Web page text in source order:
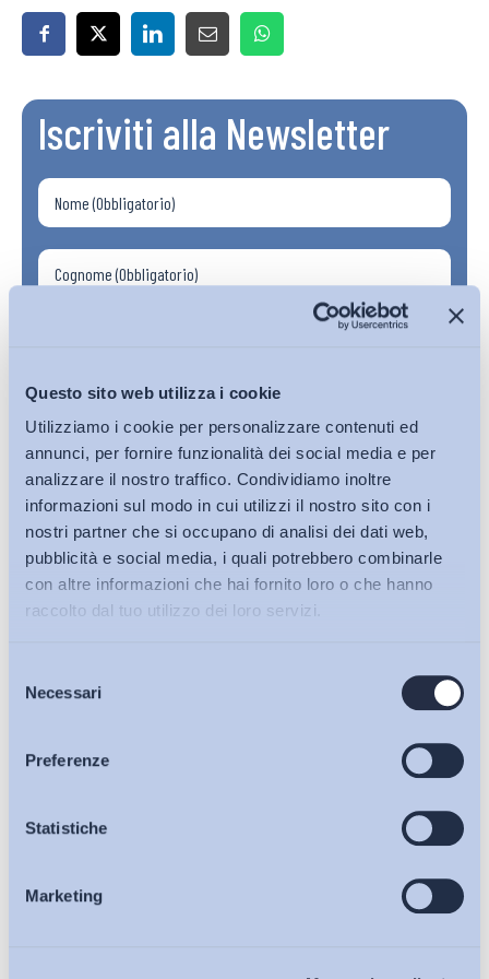
Questo sito web utilizza i cookie
Utilizziamo i cookie per personalizzare contenuti ed
annunci, per fornire funzionalità dei social media e per
analizzare il nostro traffico. Condividiamo inoltre
informazioni sul modo in cui utilizzi il nostro sito con i
nostri partner che si occupano di analisi dei dati web,
pubblicità e social media, i quali potrebbero combinarle
con altre informazioni che hai fornito loro o che hanno
raccolto dal tuo utilizzo dei loro servizi.
delNecessari
Preferenze
Statistiche
Marketing
Bollettini ADAPT
Articoli
Osservatori
Eventi
Iscriviti alla Newsletter
Ho letto e Accetto il trattamento dei dati personali descritti